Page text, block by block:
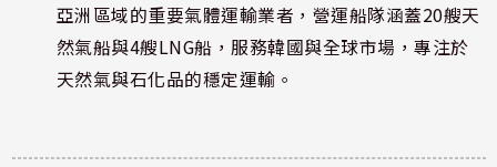
亞洲區域的重要氣體運輸業者，營運船隊涵蓋20艘天
然氣船與4艘LNG船，服務韓國與全球市場，專注於
天然氣與石化品的穩定運輸。